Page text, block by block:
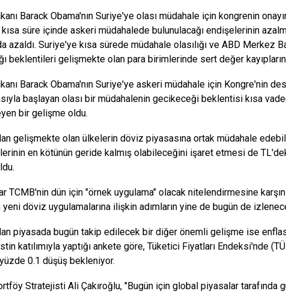
Barack Obama'nın Suriye'ye olası müdahale için kongrenin
kısa süre içinde askeri müdahalede bulunulacağı endişelerinin
azaldı. Suriye'ye kısa sürede müdahale olasılığı ve ABD Merkez
beklentileri gelişmekte olan para birimlerinde sert değer
Barack Obama'nın Suriye'ye askeri müdahale için Kongre'nin
başlayan olası bir müdahalenin gecikeceği beklentisi kısa
bir gelişme oldu.
gelişmekte olan ülkelerin döviz piyasasına ortak müdahale
en kötünün geride kalmış olabileceğini işaret etmesi de
TCMB'nin dün için "örnek uygulama" olacak nitelendirmesine karşın
yeni döviz uygulamalarına ilişkin adımların yine de bugün de
piyasada bugün takip edilecek bir diğer önemli gelişme ise
katılımıyla yaptığı ankete göre, Tüketici Fiyatları Endeksi'nde
0.1 düşüş bekleniyor.
Stratejisti Ali Çakıroğlu, "Bugün için global piyasalar tarafında